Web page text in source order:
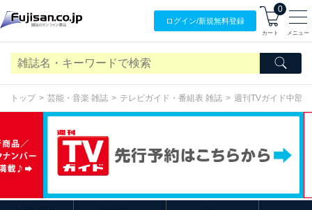
ログイン/新規無料登録
0
カート メニュー
トップ 芸能・音楽 雑誌 テレビガイド・番組表 雑誌 週刊TVガイド中部版